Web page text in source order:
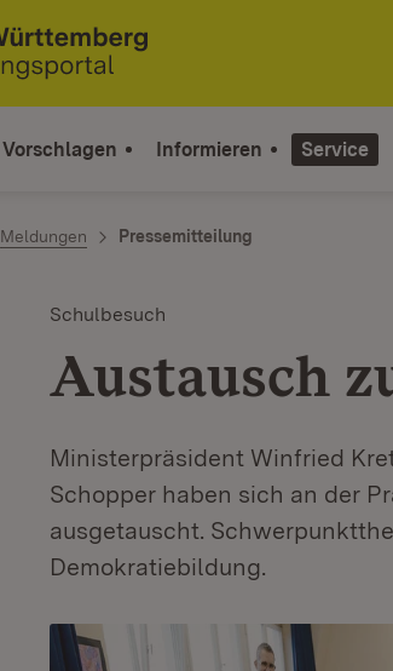
Vorschlagen Informieren Service
Meldungen Pressemitteilung
Schulbesuch
Austausch
Ministerpräsident Winfried
Schopper haben sich an der
ausgetauscht.
Demokratiebildung.